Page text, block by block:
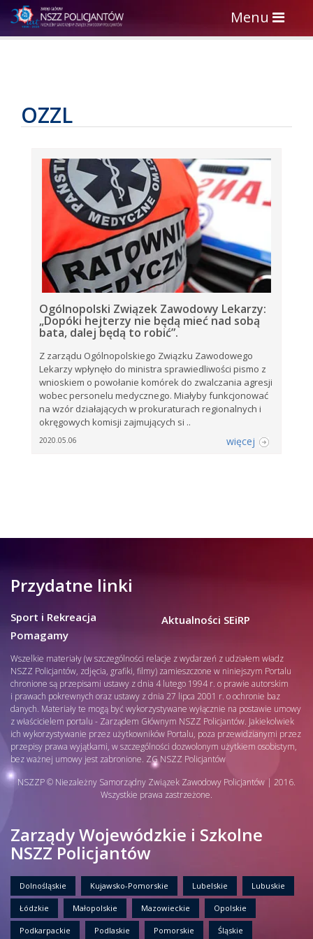
Toggle
navigation
Menu
OZZL
Ogólnopolski Związek Zawodowy Lekarzy:
„Dopóki hejterzy nie będą mieć nad sobą
bata, dalej będą to robić”.
Z zarządu Ogólnopolskiego Związku Zawodowego
Lekarzy wpłynęło do ministra sprawiedliwości pismo z
wnioskiem o powołanie komórek do zwalczania agresji
wobec personelu medycznego. Miałyby funkcjonować
na wzór działających w prokuraturach regionalnych i
okręgowych komisji zajmujących si ..
2020.05.06 więcej
Przydatne linki
Sport i Rekreacja
Pomagamy
Aktualności SEiRP
Wszelkie materiały (w szczególności relacje z wydarzeń z udziałem władz
NSZZ Policjantów, zdjęcia, grafiki, filmy) zamieszczone w niniejszym Portalu
chronione są przepisami ustawy z dnia 4 lutego 1994 r. o prawie autorskim
i prawach pokrewnych oraz ustawy z dnia 27 lipca 2001 r. o ochronie baz
danych. Materiały te mogą być wykorzystywane wyłącznie na postawie umowy
z właścicielem portalu - Zarządem Głównym NSZZ Policjantów. Jakiekolwiek
ich wykorzystywanie przez użytkowników Portalu, poza przewidzianymi przez
przepisy prawa wyjątkami, w szczególności dozwolonym użytkiem osobistym,
bez ważnej umowy jest zabronione. ZG NSZZ Policjantów
NSZZP © Niezależny Samorządny Związek Zawodowy Policjantów | 2016.
Wszystkie prawa zastrzeżone.
Zarządy Wojewódzkie i Szkolne
NSZZ Policjantów
Dolnośląskie Kujawsko-Pomorskie Lubelskie Lubuskie
Łódzkie Małopolskie Mazowieckie Opolskie
Podkarpackie Podlaskie Pomorskie Śląskie